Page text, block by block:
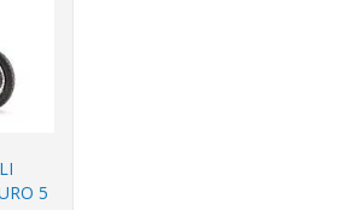
5